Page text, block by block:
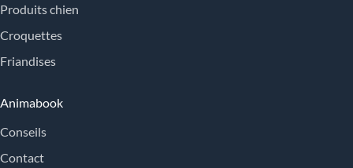
Produits chien
Croquettes
Friandises
Animabook
Conseils
Contact